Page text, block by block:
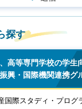
探す
高等専門学校の学生
興・国際機関連携グ
国際スタディ・プログ